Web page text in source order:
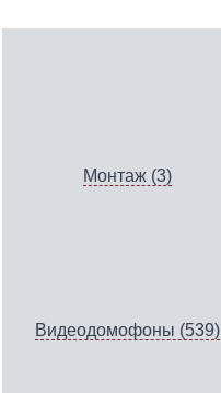
Монтаж (3)
Видеодомофоны (539)